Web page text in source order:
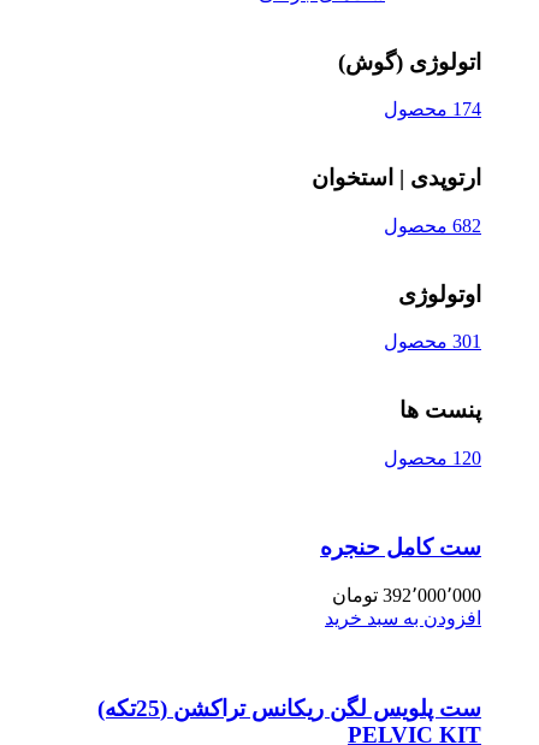
اتولوژی (گوش)
174 محصول
ارتوپدی | استخوان
682 محصول
اوتولوژی
301 محصول
پنست ها
120 محصول
ست کامل حنجره
392٬000٬000 تومان
افزودن به سبد خرید
ست پلویس لگن ریکانس تراکشن (25تکه)
PELVIC KIT